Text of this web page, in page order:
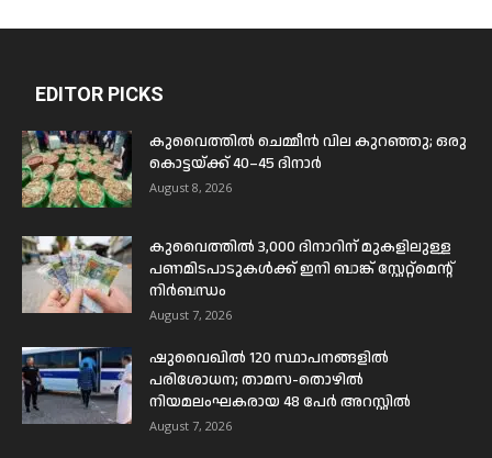
EDITOR PICKS
കുവൈത്തിൽ ചെമ്മീൻ വില കുറഞ്ഞു; ഒരു
കൊട്ടയ്ക്ക് 40–45 ദിനാർ
August 8, 2026
കുവൈത്തിൽ 3,000 ദിനാറിന് മുകളിലുള്ള
പണമിടപാടുകൾക്ക് ഇനി ബാങ്ക് സ്റ്റേറ്റ്മെന്റ്
നിർബന്ധം
August 7, 2026
ഷുവൈഖിൽ 120 സ്ഥാപനങ്ങളിൽ
പരിശോധന; താമസ-തൊഴിൽ
നിയമലംഘകരായ 48 പേർ അറസ്റ്റിൽ
August 7, 2026